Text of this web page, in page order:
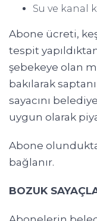
Su ve kanal
Abone ücreti,
tespit
şebekeye olan
bakılarak
sayacını
uygun olarak
Abone
bağlanır.
BOZUK